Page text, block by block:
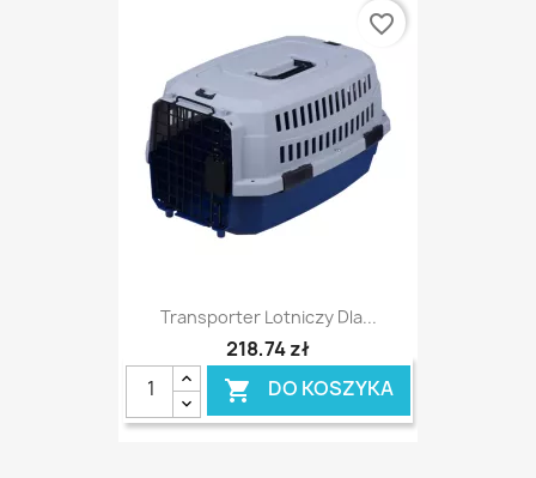
Transporter Lotniczy Dla...
218,74 zł
 DO KOSZYKA
favorite_border